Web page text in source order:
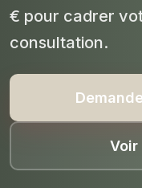
€ pour cadrer
consultation.
Voir